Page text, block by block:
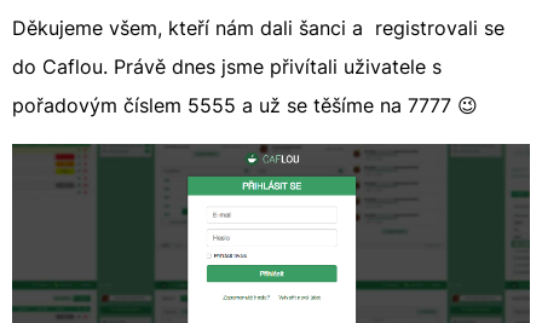
Děkujeme všem, kteří nám dali šanci a registrovali se
do Caflou. Právě dnes jsme přivítali uživatele s
pořadovým číslem 5555 a už se těšíme na 7777 😉